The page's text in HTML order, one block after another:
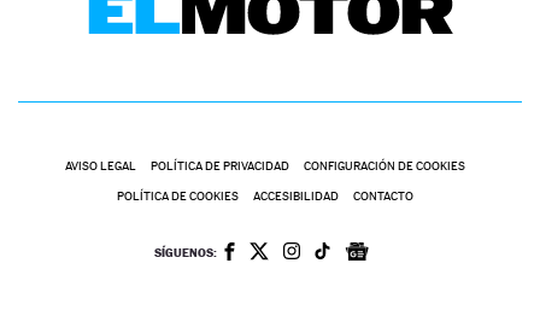
AVISO LEGAL POLÍTICA DE PRIVACIDAD CONFIGURACIÓN DE COOKIES
POLÍTICA DE COOKIES ACCESIBILIDAD CONTACTO
SÍGUENOS: